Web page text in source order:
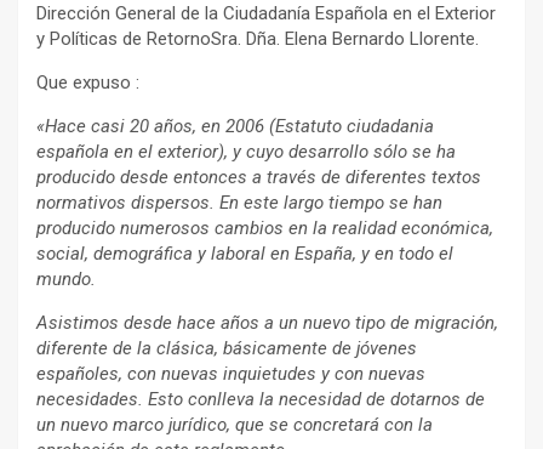
Dirección General de la Ciudadanía Española en el Exterior
y Políticas de RetornoSra. Dña. Elena Bernardo Llorente.
Que expuso :
«Hace casi 20 años, en 2006 (Estatuto ciudadania
española en el exterior), y cuyo desarrollo sólo se ha
producido desde entonces a través de diferentes textos
normativos dispersos. En este largo tiempo se han
producido numerosos cambios en la realidad económica,
social, demográfica y laboral en España, y en todo el
mundo.
Asistimos desde hace años a un nuevo tipo de migración,
diferente de la clásica, básicamente de jóvenes
españoles, con nuevas inquietudes y con nuevas
necesidades. Esto conlleva la necesidad de dotarnos de
un nuevo marco jurídico, que se concretará con la